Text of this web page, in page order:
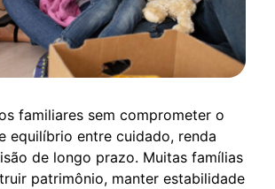
familiares sem comprometer o
equilíbrio entre cuidado, renda
de longo prazo. Muitas famílias
patrimônio, manter estabilidade